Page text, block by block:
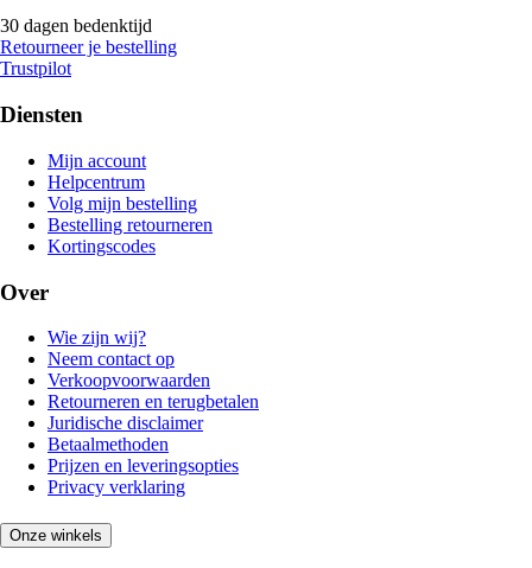
30 dagen bedenktijd
Retourneer je bestelling
Trustpilot
Diensten
Mijn account
Helpcentrum
Volg mijn bestelling
Bestelling retourneren
Kortingscodes
Over
Wie zijn wij?
Neem contact op
Verkoopvoorwaarden
Retourneren en terugbetalen
Juridische disclaimer
Betaalmethoden
Prijzen en leveringsopties
Privacy verklaring
Onze winkels